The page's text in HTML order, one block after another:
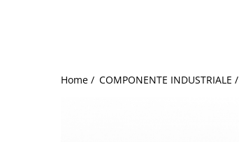
Home / COMPONENTE INDUSTRIALE /